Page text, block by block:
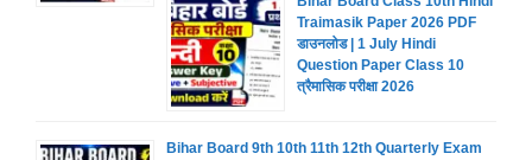
Traimasik Paper 2026 PDF
डाउनलोड | 1 July Hindi
Question Paper Class 10
त्रैमासिक परीक्षा 2026
Bihar Board 9th 10th 11th 12th Quarterly Exam